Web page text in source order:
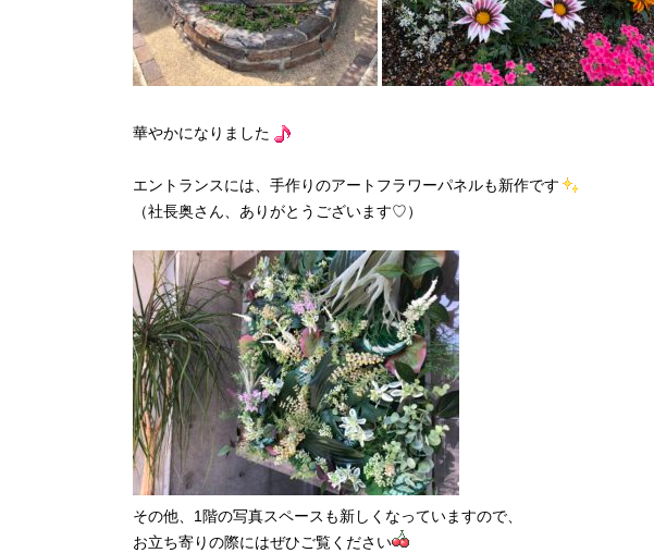
華やかになりました
エントランスには、手作りのアートフラワーパネルも新作です
（社長奥さん、ありがとうございます♡）
その他、1階の写真スペースも新しくなっていますので、
お立ち寄りの際にはぜひご覧ください